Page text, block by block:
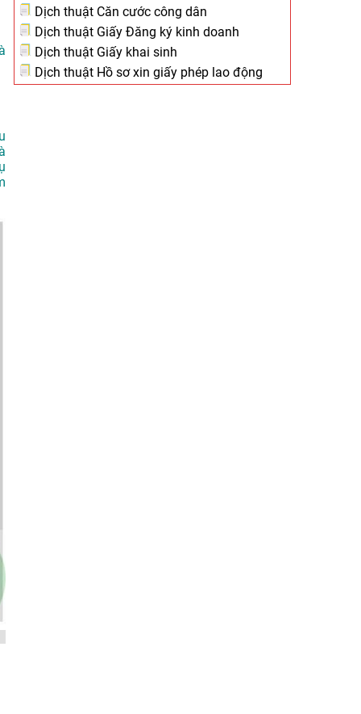
Dịch thuật Căn cước công dân
Dịch thuật Giấy Đăng ký kinh doanh
Dịch thuật Giấy khai sinh
Dịch thuật Hồ sơ xin giấy phép lao động